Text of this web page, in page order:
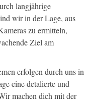
langjährige
wir in der Lage, aus
zu ermitteln,
Ziel am
erfolgen durch uns in
eine detalierte und
machen dich mit der